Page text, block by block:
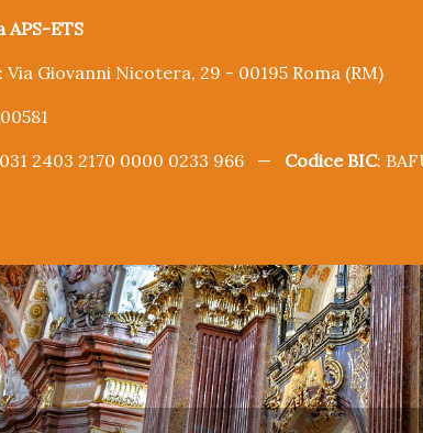
APS-ETS
: Via Giovanni Nicotera, 29 - 00195 Roma (RM)
2403 2170 0000 0233 966 — Codice BIC: